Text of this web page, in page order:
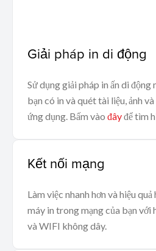
Giải pháp in di động
Sử dụng giải pháp in ấn di động
bạn có in và quét tài liệu, ảnh
ứng dụng. Bấm vào đâyđể tìm
Kết nối mạng
Làm việc nhanh hơn và hiệu
máy in trong mạng của bạn với
và WIFI không dây.